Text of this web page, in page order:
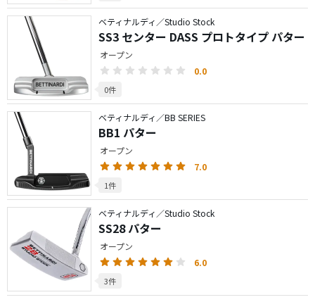
ベティナルディ／Studio Stock
SS3 センター DASS プロトタイプ パター
オープン
0.0
0件
ベティナルディ／BB SERIES
BB1 パター
オープン
7.0
1件
ベティナルディ／Studio Stock
SS28 パター
オープン
6.0
3件